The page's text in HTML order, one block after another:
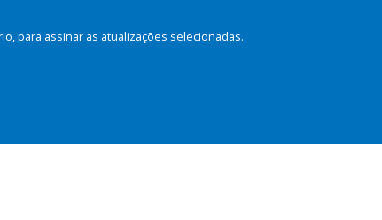
para assinar as atualizações selecionadas.